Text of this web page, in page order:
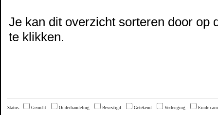
Je kan dit overzicht sorteren door op
te klikken.
Status: Gerucht Onderhandeling Bevestigd Getekend Verlenging Einde